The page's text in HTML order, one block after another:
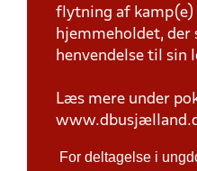
flytning af kamp(e)
hjemmeholdet, der
henvendelse til sin
Læs mere under
For deltagelse i